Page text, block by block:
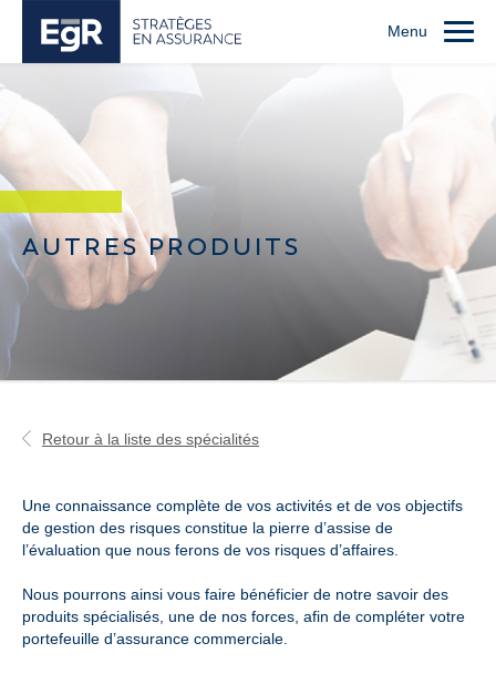
Menu
AUTRES PRODUITS
Retour à la liste des spécialités
Une connaissance complète de vos activités et de vos objectifs
de gestion des risques constitue la pierre d’assise de
l’évaluation que nous ferons de vos risques d’affaires.
Nous pourrons ainsi vous faire bénéficier de notre savoir des
produits spécialisés, une de nos forces, afin de compléter votre
portefeuille d’assurance commerciale.